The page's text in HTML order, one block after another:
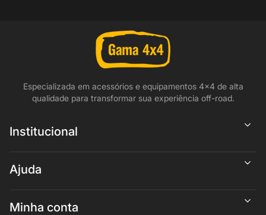
Especializada em acessórios e equipamentos 4x4 de alta
qualidade para transformar sua experiência off-road.
Institucional
Ajuda
Minha conta